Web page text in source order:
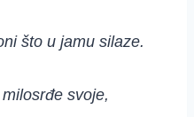
što u jamu silaze.
svoje,